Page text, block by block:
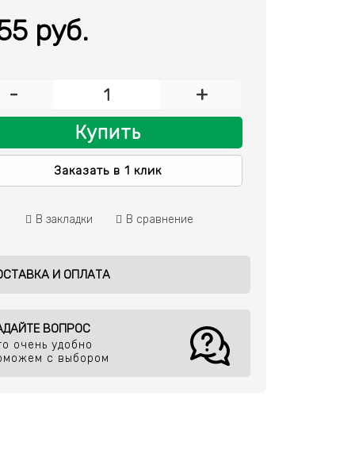
руб.
- +
Купить
Заказать в 1 клик
В закладки В сравнение
И ОПЛАТА
ВОПРОС
очень удобно
с выбором